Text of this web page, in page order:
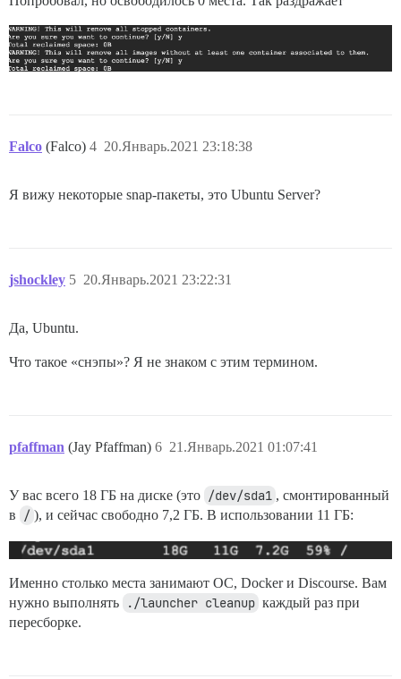
Falco (Falco) 20.Январь.2021 23:18:38
4
Я вижу некоторые snap-пакеты, это Ubuntu Server?
jshockley 20.Январь.2021 23:22:31
5
Да, Ubuntu.
Что такое «снэпы»? Я не знаком с этим термином.
pfaffman (Jay Pfaffman) 21.Январь.2021 01:07:41
6
У вас всего 18 ГБ на диске (это /dev/sda1 , смонтированный
в
/ ), и сейчас свободно 7,2 ГБ. В использовании 11 ГБ:
Именно столько места занимают ОС, Docker и Discourse. Вам
нужно выполнять
./launcher cleanup каждый раз при
пересборке.